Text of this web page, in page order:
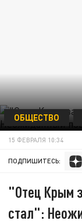
ОБЩЕСТВО
15 ФЕВРАЛЯ 10:34
ПОДПИШИТЕСЬ:
"Отец Крым
стал":